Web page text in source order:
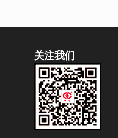
关注我们